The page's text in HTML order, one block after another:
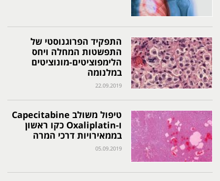
התפקיד הפרוגנוסטי של
התפשטות המחלה ויחס
הלימפוציטים-מונוציטים
במלנומה
22.09.2019
טיפול משולב Capecitabine
ו-Oxaliplatin כקו ראשון
בממאירויות דרכי המרה
05.09.2019